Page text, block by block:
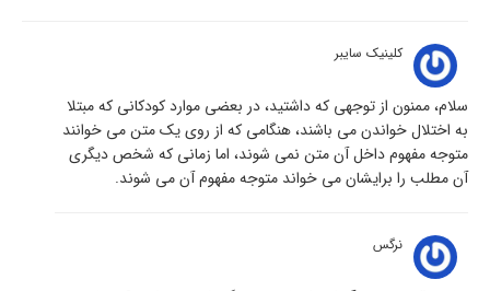
کلینیک سایبر
سلام، ممنون از توجهی که داشتید، در بعضی موارد کودکانی که مبتلا
به اختلال خواندن می باشند، هنگامی که از روی یک متن می خوانند
متوجه مفهوم داخل آن متن نمی شوند، اما زمانی که شخص دیگری
آن مطلب را برایشان می خواند متوجه مفهوم آن می شوند.
نرگس